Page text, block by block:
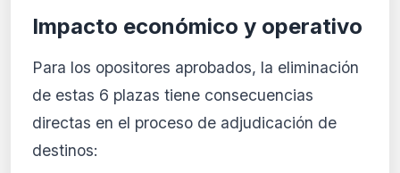
Impacto económico y operativo
Para los opositores aprobados, la eliminación
de estas 6 plazas tiene consecuencias
directas en el proceso de adjudicación de
destinos: